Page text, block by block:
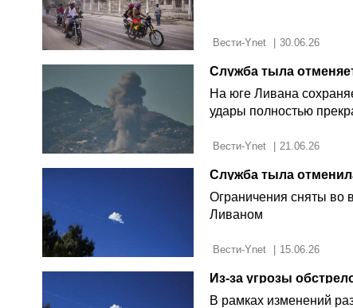
30.06.26
На юге Ливана
удары полностью
21.06.26
Служба тыла
Ограничения сняты во
Ливаном
15.06.26
В рамках изменений